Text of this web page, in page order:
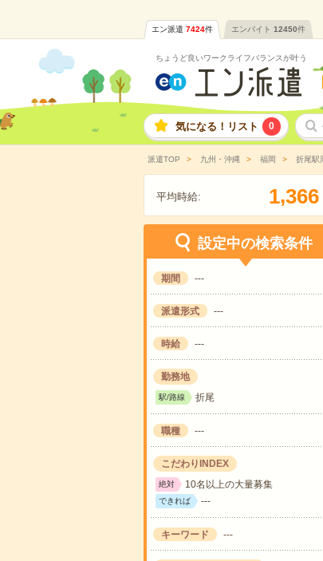
エン派遣 7424件 エンバイト 12450件
ちょうど良いワークライフバランスが叶う
気になる！リスト 0
派遣TOP 九州・沖縄 福岡 折尾駅
平均時給: 1,366
設定中の検索条件
期間 ---
派遣形式 ---
時給 ---
勤務地
駅/路線 折尾
職種 ---
こだわりINDEX
絶対 10名以上の大量募集
できれば ---
キーワード ---